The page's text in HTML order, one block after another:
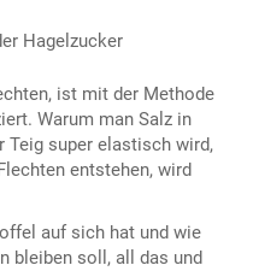
Hagelzucker
ist mit der Methode
Warum man Salz in
Teig super elastisch wird,
entstehen, wird
auf sich hat und wie
bleiben soll, all das und